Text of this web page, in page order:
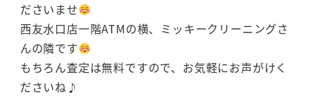
ださいませ
西友水口店一階ATMの横、ミッキークリーニングさ
んの隣です
もちろん査定は無料ですので、お気軽にお声がけく
ださいね♪